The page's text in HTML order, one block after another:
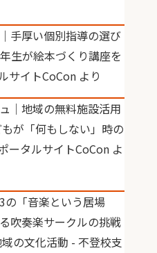
手厚い個別指導の選び
生が絵本づくり講座を
サイトCoCon より
｜地域の無料施設活用
が「何もしない」時の
ータルサイトCoCon よ
の「音楽という居場
吹奏楽サークルの挑戦
の文化活動 - 不登校支